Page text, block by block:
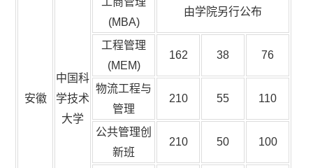
安徽
中国科
学技术
大学
(MBA)
由学院另行公布
工程管理
(MEM)
162 38 76
物流工程与
管理
210 55 110
公共管理创
新班
210 50 100